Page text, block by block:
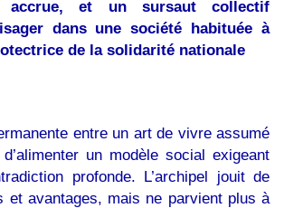
accrue, et un sursaut collectif
dans une société habituée à
de la solidarité nationale
entre un art de vivre assumé
un modèle social exigeant
profonde. L’archipel jouit de
et avantages, mais ne parvient plus à